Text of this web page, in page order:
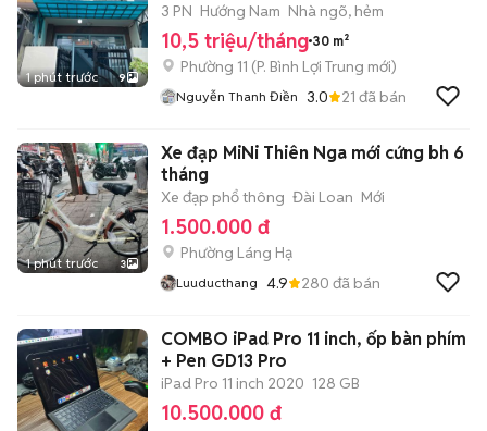
1 phút trước 9
3 PN Hướng Nam Nhà ngõ, hẻm
10,5 triệu/tháng 30 m²
Phường 11 (P. Bình Lợi Trung mới)
Nguyễn Thanh Điền 3.0 21 đã bán
1 phút trước 3
Xe đạp MiNi Thiên Nga mới cứng bh 6
tháng
Xe đạp phổ thông Đài Loan Mới
1.500.000 đ
Phường Láng Hạ
Luuducthang 4.9 280 đã bán
COMBO iPad Pro 11 inch, ốp bàn phím
+ Pen GD13 Pro
iPad Pro 11 inch 2020 128 GB
10.500.000 đ